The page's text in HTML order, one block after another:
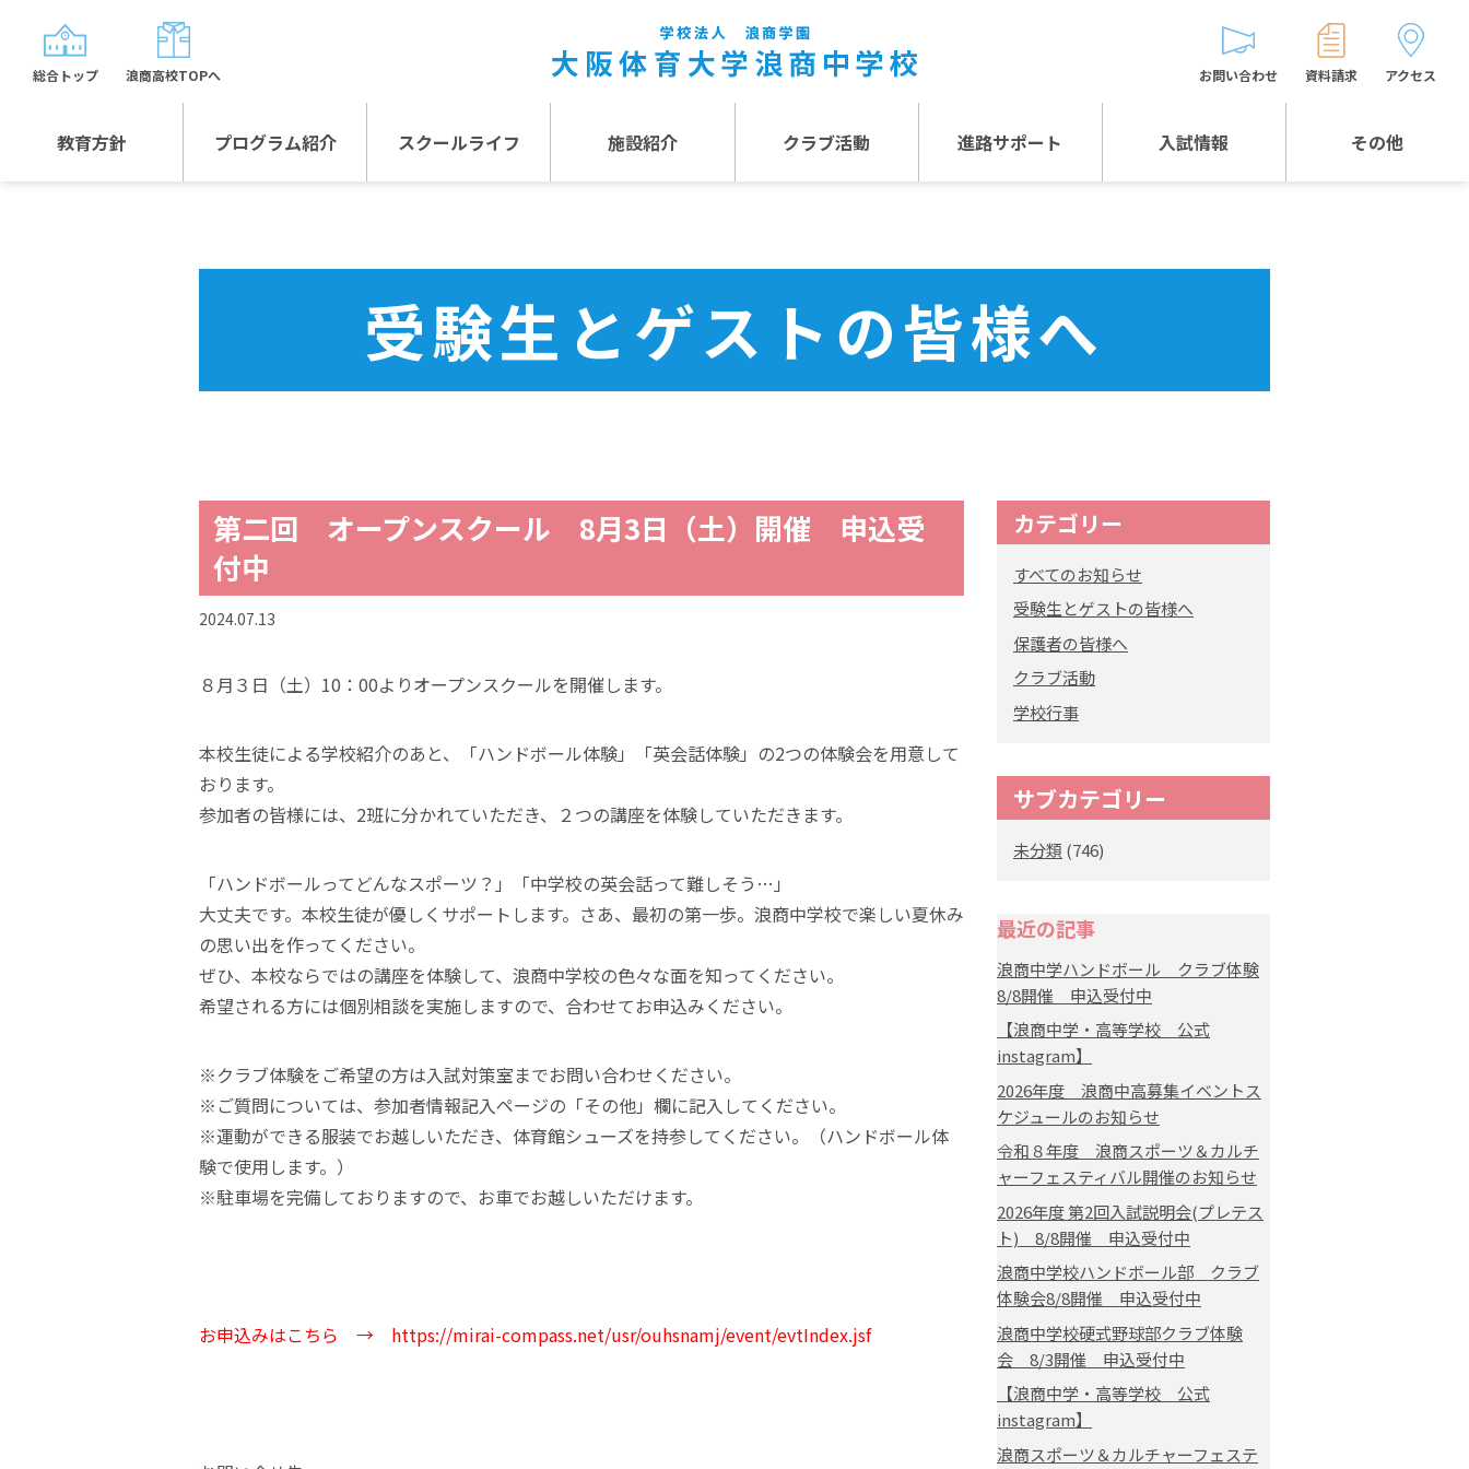
教育方針 プログラム紹介 スクールライフ 施設紹介 クラブ活動 進路サポート 入試情報 その他
お問い合わせ 資料請求 アクセス
総合トップ 浪商高校TOPへ
受験生とゲストの皆様へ
第二回 オープンスクール 8月3日（土）開催 申込受
付中
2024.07.13
８月３日（土）10：00よりオープンスクールを開催します。
本校生徒による学校紹介のあと、「ハンドボール体験」「英会話体験」の2つの体験会を用意して
おります。
参加者の皆様には、2班に分かれていただき、２つの講座を体験していただきます。
「ハンドボールってどんなスポーツ？」「中学校の英会話って難しそう…」
大丈夫です。本校生徒が優しくサポートします。さあ、最初の第一歩。浪商中学校で楽しい夏休み
の思い出を作ってください。
ぜひ、本校ならではの講座を体験して、浪商中学校の色々な面を知ってください。
希望される方には個別相談を実施しますので、合わせてお申込みください。
※クラブ体験をご希望の方は入試対策室までお問い合わせください。
※ご質問については、参加者情報記入ページの「その他」欄に記入してください。
※運動ができる服装でお越しいただき、体育館シューズを持参してください。（ハンドボール体
験で使用します。）
※駐車場を完備しておりますので、お車でお越しいただけます。
お申込みはこちら → https://mirai-compass.net/usr/ouhsnamj/event/evtIndex.jsf
カテゴリー
すべてのお知らせ
受験生とゲストの皆様へ
保護者の皆様へ
クラブ活動
学校行事
サブカテゴリー
未分類 (746)
最近の記事
浪商中学ハンドボール クラブ体験
8/8開催 申込受付中
【浪商中学・高等学校 公式
instagram】
2026年度 浪商中高募集イベントス
ケジュールのお知らせ
令和８年度 浪商スポーツ＆カルチ
ャーフェスティバル開催のお知らせ
2026年度 第2回入試説明会(プレテス
ト) 8/8開催 申込受付中
浪商中学校ハンドボール部 クラブ
体験会8/8開催 申込受付中
浪商中学校硬式野球部クラブ体験
会 8/3開催 申込受付中
【浪商中学・高等学校 公式
instagram】
浪商スポーツ＆カルチャーフェステ